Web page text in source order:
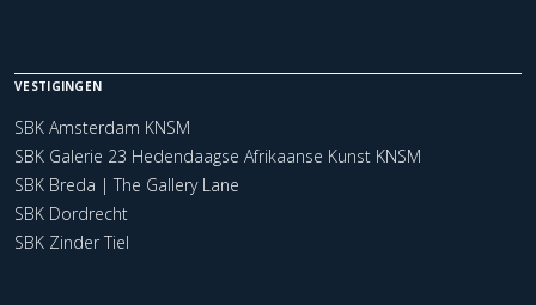
VESTIGINGEN
SBK Amsterdam KNSM
SBK Galerie 23 Hedendaagse Afrikaanse Kunst KNSM
SBK Breda | The Gallery Lane
SBK Dordrecht
SBK Zinder Tiel